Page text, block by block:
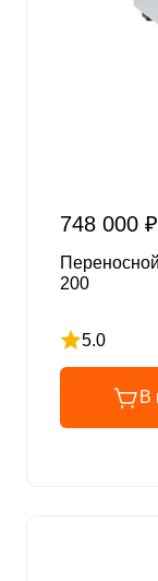
748 000 ₽
200
5.0
Рейтинг 5 из
В